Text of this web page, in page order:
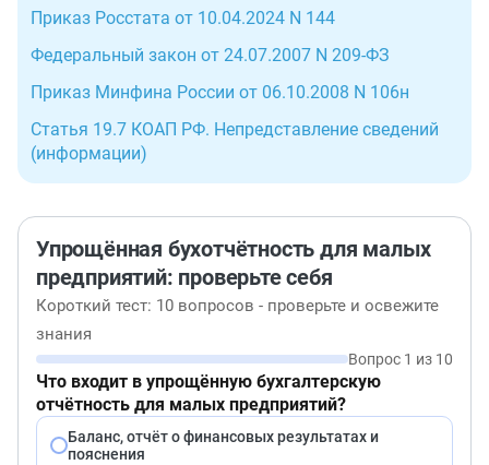
Приказ Росстата от 10.04.2024 N 144
Федеральный закон от 24.07.2007 N 209-ФЗ
Приказ Минфина России от 06.10.2008 N 106н
Статья 19.7 КОАП РФ. Непредставление сведений
(информации)
Упрощённая бухотчётность для малых
предприятий: проверьте себя
Короткий тест: 10 вопросов - проверьте и освежите
знания
Вопрос 1 из 10
Что входит в упрощённую бухгалтерскую
отчётность для малых предприятий?
Баланс, отчёт о финансовых результатах и
пояснения